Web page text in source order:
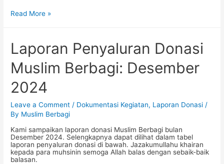
Dokumentasi
Januari-
Maret
Read More »
Laporan Penyaluran Donasi
Muslim Berbagi: Desember
2024
Leave a Comment / Dokumentasi Kegiatan, Laporan Donasi /
By Muslim Berbagi
Kami sampaikan laporan donasi Muslim Berbagi bulan
Desember 2024. Selengkapnya dapat dilihat dalam tabel
laporan penyaluran donasi di bawah. Jazakumullahu khairan
kepada para muhsinin semoga Allah balas dengan sebaik-baik
balasan.